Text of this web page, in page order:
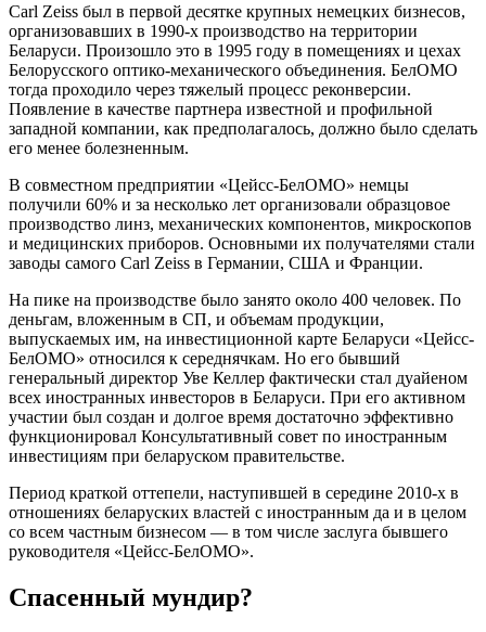
Сarl Zeiss был в первой десятке крупных немецких бизнесов,
организовавших в 1990-х производство на территории
Беларуси. Произошло это в 1995 году в помещениях и цехах
Белорусского оптико-механического объединения. БелОМО
тогда проходило через тяжелый процесс реконверсии.
Появление в качестве партнера известной и профильной
западной компании, как предполагалось, должно было сделать
его менее болезненным.
В совместном предприятии «Цейсс-БелОМО» немцы
получили 60% и за несколько лет организовали образцовое
производство линз, механических компонентов, микроскопов
и медицинских приборов. Основными их получателями стали
заводы самого Сarl Zeiss в Германии, США и Франции.
На пике на производстве было занято около 400 человек. По
деньгам, вложенным в СП, и объемам продукции,
выпускаемых им, на инвестиционной карте Беларуси «Цейсс-
БелОМО» относился к середнячкам. Но его бывший
генеральный директор Уве Келлер фактически стал дуайеном
всех иностранных инвесторов в Беларуси. При его активном
участии был создан и долгое время достаточно эффективно
функционировал Консультативный совет по иностранным
инвестициям при беларуском правительстве.
Период краткой оттепели, наступившей в середине 2010-х в
отношениях беларуских властей с иностранным да и в целом
со всем частным бизнесом — в том числе заслуга бывшего
руководителя «Цейсс-БелОМО».
Спасенный мундир?